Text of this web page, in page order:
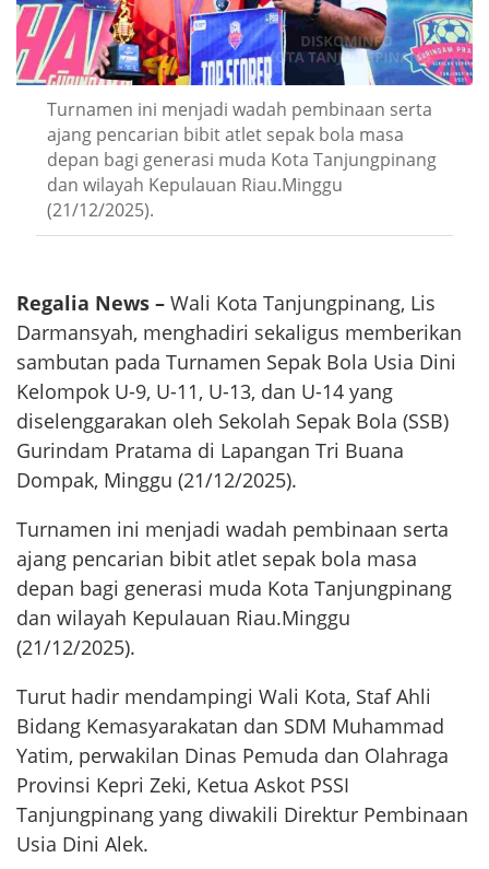
Turnamen ini menjadi wadah pembinaan serta
ajang pencarian bibit atlet sepak bola masa
depan bagi generasi muda Kota Tanjungpinang
dan wilayah Kepulauan Riau.Minggu
(21/12/2025).
Regalia News – Wali Kota Tanjungpinang, Lis
Darmansyah, menghadiri sekaligus memberikan
sambutan pada Turnamen Sepak Bola Usia Dini
Kelompok U-9, U-11, U-13, dan U-14 yang
diselenggarakan oleh Sekolah Sepak Bola (SSB)
Gurindam Pratama di Lapangan Tri Buana
Dompak, Minggu (21/12/2025).
Turnamen ini menjadi wadah pembinaan serta
ajang pencarian bibit atlet sepak bola masa
depan bagi generasi muda Kota Tanjungpinang
dan wilayah Kepulauan Riau.Minggu
(21/12/2025).
Turut hadir mendampingi Wali Kota, Staf Ahli
Bidang Kemasyarakatan dan SDM Muhammad
Yatim, perwakilan Dinas Pemuda dan Olahraga
Provinsi Kepri Zeki, Ketua Askot PSSI
Tanjungpinang yang diwakili Direktur Pembinaan
Usia Dini Alek.